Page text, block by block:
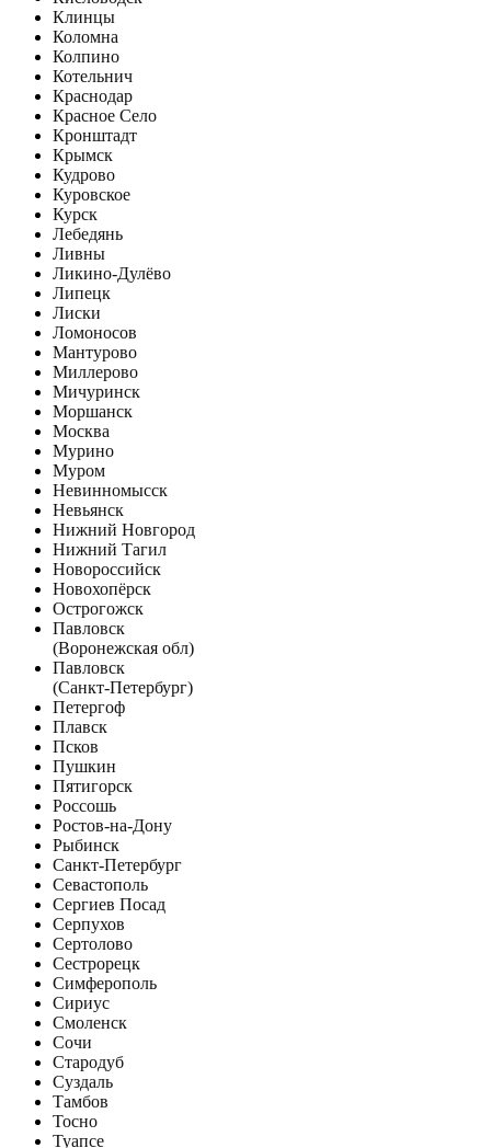
Клинцы
Коломна
Колпино
Котельнич
Краснодар
Красное Село
Кронштадт
Крымск
Кудрово
Куровское
Курск
Лебедянь
Ливны
Ликино-Дулёво
Липецк
Лиски
Ломоносов
Мантурово
Миллерово
Мичуринск
Моршанск
Москва
Мурино
Муром
Невинномысск
Невьянск
Нижний Новгород
Нижний Тагил
Новороссийск
Новохопёрск
Острогожск
Павловск
(Воронежская обл)
Павловск
(Санкт-Петербург)
Петергоф
Плавск
Псков
Пушкин
Пятигорск
Россошь
Ростов-на-Дону
Рыбинск
Санкт-Петербург
Севастополь
Сергиев Посад
Серпухов
Сертолово
Сестрорецк
Симферополь
Сириус
Смоленск
Сочи
Стародуб
Суздаль
Тамбов
Тосно
Туапсе